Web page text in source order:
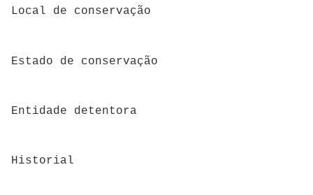
Local de conservação
Estado de conservação
Entidade detentora
Historial